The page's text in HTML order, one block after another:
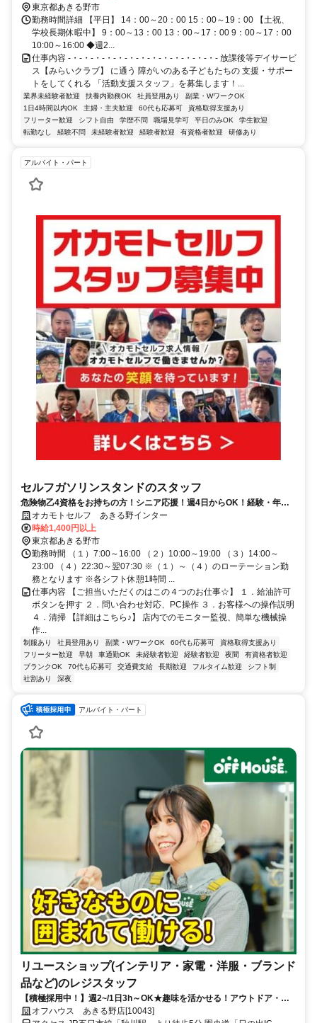
東京都あきる野市
勤務時間詳細 【平日】 14：00～20：00 15：00～19：00 【土祝、
学校長期休暇中】 9：00～13：00 13：00～17：00 9：00～17：00
10:00～16:00 ◆週2...
仕事内容 -・-・-・-・-・-・-・-・-・-・-・-・-・- 放課後等デイサービ
ス【みらいクラブ】 に通う 障がいのある子どもたちの 支援・サポー
トをしてくれる 「活動支援スタッフ」を募集します！...
業界未経験者歓迎 扶養内勤務OK 社員登用あり
副業・WワークOK
1日4時間以内OK
主婦・主夫歓迎 60代も応募可
資格取得支援あり
フリーター歓迎
シフト自由 学歴不問 職場見学可 平日のみOK
学生歓迎
転勤なし
経験不問 未経験者歓迎 経験者歓迎 有資格者歓迎 研修あり
アルバイト・パート
セルフガソリンスタンドのスタッフ
危険物乙4資格をお持ちの方！シニア応援！週4日からOK！経験・年齢
不問！社割で家族もお得に給油♪
オカモトセルフ あきる野インター
時給1,400円以上
東京都あきる野市
勤務時間 （１）7:00～16:00 （２）10:00～19:00 （３）14:00～
23:00 （４）22:30～翌07:30 ※（１）～（４）のローテーション勤
務となります ※各シフト休憩1時間 ...
仕事内容 【ご担当いただくのはこの４つのお仕事☆】 １．給油許可
ボタンを押す ２．問い合わせ対応、PC操作 ３．お客様への操作説明
４．清掃 【詳細はこちら♪】 店内でのモニター監視、簡単な機械操
作...
制服あり 社員登用あり 副業・WワークOK 60代も応募可
資格取得支援あり
フリーター歓迎
早朝 車通勤OK 未経験者歓迎 経験者歓迎 夜間
有資格者歓迎
ブランクOK
70代も応募可 交通費支給 長期歓迎 フルタイム歓迎
シフト制
社割あり
深夜
アルバイト・パート
リユースショップ(インテリア・家電・洋服・ブランド
品など)のレジスタッフ
【積極採用中！】週2~/1日3h～OK★趣味を活かせる！アウトドア・洋
服や雑貨好き必見★フルタイム歓迎
オフハウス あきる野店[10043]